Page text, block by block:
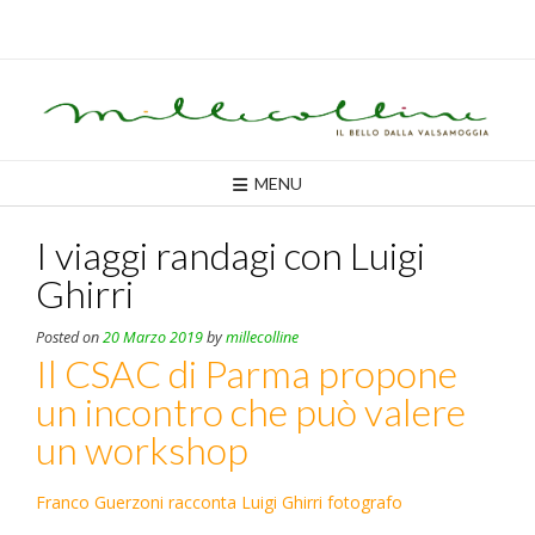
MENU
I viaggi randagi con Luigi
Ghirri
Posted on20 Marzo 2019bymillecolline
Il CSAC di Parma propone
un incontro che può valere
un workshop
Franco Guerzoni racconta Luigi Ghirri fotografo